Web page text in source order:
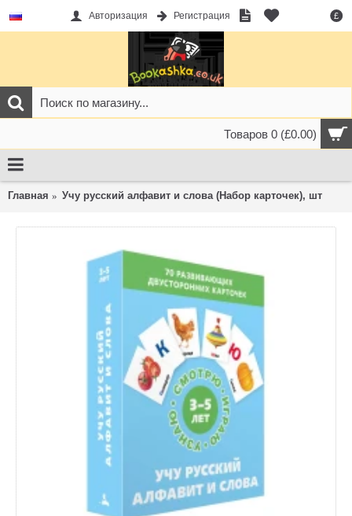
£
Авторизация Регистрация
Товаров 0 (£0.00)
Главная Учу русский алфавит и слова (Набор карточек), шт